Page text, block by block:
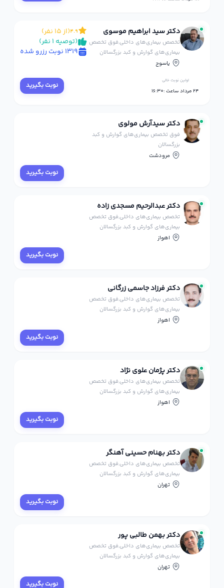
دکتر سید ابراهیم موسوی
تخصص بیماری‌های داخلی,فوق تخصص
بیماری‌های گوارش و کبد بزرگسالان
یاسوج
4.9(از 15 نفر)
(توصیه 1 نفر)
1319 نوبت رزرو شده
اولین نوبت خالی
24 مرداد ساعت :16:30
نوبت بگیرید
دکتر سیدآرش مولوی
فوق تخصص بیماری‌های گوارش و کبد
بزرگسالان
مرودشت
نوبت بگیرید
دکتر عبدالرحیم مسجدی زاده
تخصص بیماری‌های داخلی,فوق تخصص
بیماری‌های گوارش و کبد بزرگسالان
اهواز
نوبت بگیرید
دکتر فرزاد جاسمی زرگانی
تخصص بیماری‌های داخلی,فوق تخصص
بیماری‌های گوارش و کبد بزرگسالان
اهواز
نوبت بگیرید
دکتر پژمان علوی نژاد
تخصص بیماری‌های داخلی,فوق تخصص
بیماری‌های گوارش و کبد بزرگسالان
اهواز
نوبت بگیرید
دکتر بهنام حسینی آهنگر
تخصص بیماری‌های داخلی,فوق تخصص
بیماری‌های گوارش و کبد بزرگسالان
تهران
نوبت بگیرید
دکتر بهمن طالبی پور
تخصص بیماری‌های داخلی,فوق تخصص
بیماری‌های گوارش و کبد بزرگسالان
تهران
نوبت بگیرید